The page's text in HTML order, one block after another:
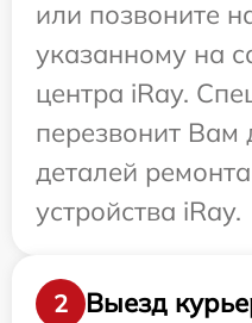
или позвоните
указанному на
центра iRay.
перезвонит Вам
деталей
устройства iRay.
2 Выезд